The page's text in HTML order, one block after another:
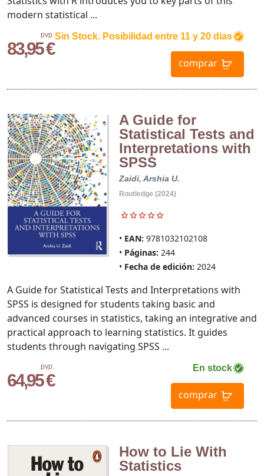
pvp.
83,95 €
Sin Stock. Posibilidad entre 11 y 20 dias
comprar
modern statistical ...
A Guide for
Statistical Tests and
Interpretations with
SPSS
Zaidi, Arshia U.
Routledge (2024)
EAN: 9781032102108
Páginas: 244
Fecha de edición: 2024
pvp.
64,95 €
En stock
comprar
A Guide for Statistical Tests and Interpretations with
SPSS is designed for students taking basic and
advanced courses in statistics, taking an integrative and
practical approach to learning statistics. It guides
students through navigating SPSS ...
How to Lie With
Statistics